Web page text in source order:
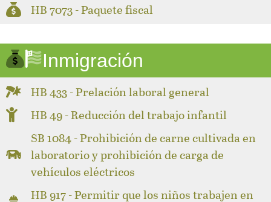
HB 7073 - Paquete fiscal
Inmigración
HB 433 - Prelación laboral general
HB 49 - Reducción del trabajo infantil
SB 1084 - Prohibición de carne cultivada en
laboratorio y prohibición de carga de
vehículos eléctricos
HB 917 - Permitir que los niños trabajen en